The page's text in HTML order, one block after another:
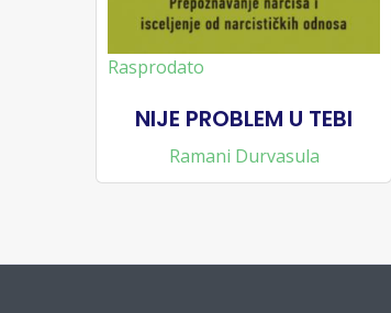
Rasprodato
NIJE PROBLEM U TEBI
Ramani Durvasula